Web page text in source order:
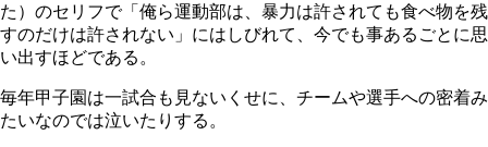
た）のセリフで「俺ら運動部は、暴力は許されても食べ物を残
すのだけは許されない」にはしびれて、今でも事あるごとに思
い出すほどである。
毎年甲子園は一試合も見ないくせに、チームや選手への密着み
たいなのでは泣いたりする。